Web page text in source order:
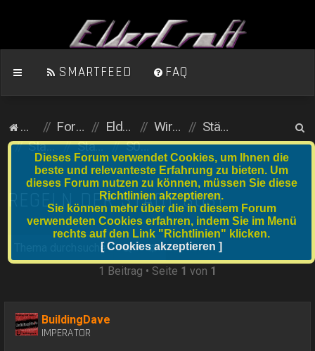
SMARTFEED FAQ
Homepage
Foren-Übersicht ElderCraft (Minecraft) Wirtschaftsserver
Städte und Anfängergrundstücke
Stadtserver
Stadtnummer S021 bis S040 S031 Deep Core
u
REGELN DER STADT S031
SucheErweiterte Suche
1 Beitrag • Seite 1 von 1
BuildingDave
IMPERATOR
Dieses Forum verwendet Cookies, um Ihnen die
beste und relevanteste Erfahrung zu bieten. Um
dieses Forum nutzen zu können, müssen Sie diese
Richtlinien akzeptieren.
Sie können mehr über die in diesem Forum
verwendeten Cookies erfahren, indem Sie im Menü
rechts auf den Link "Richtlinien" klicken.
[ Cookies akzeptieren ]